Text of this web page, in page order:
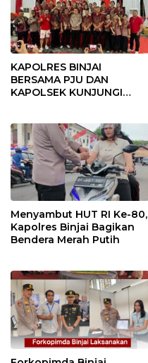
KAPOLRES BINJAI
BERSAMA PJU DAN
KAPOLSEK KUNJUNGI
Menyambut HUT RI Ke-80,
Kapolres Binjai Bagikan
Bendera Merah Putih